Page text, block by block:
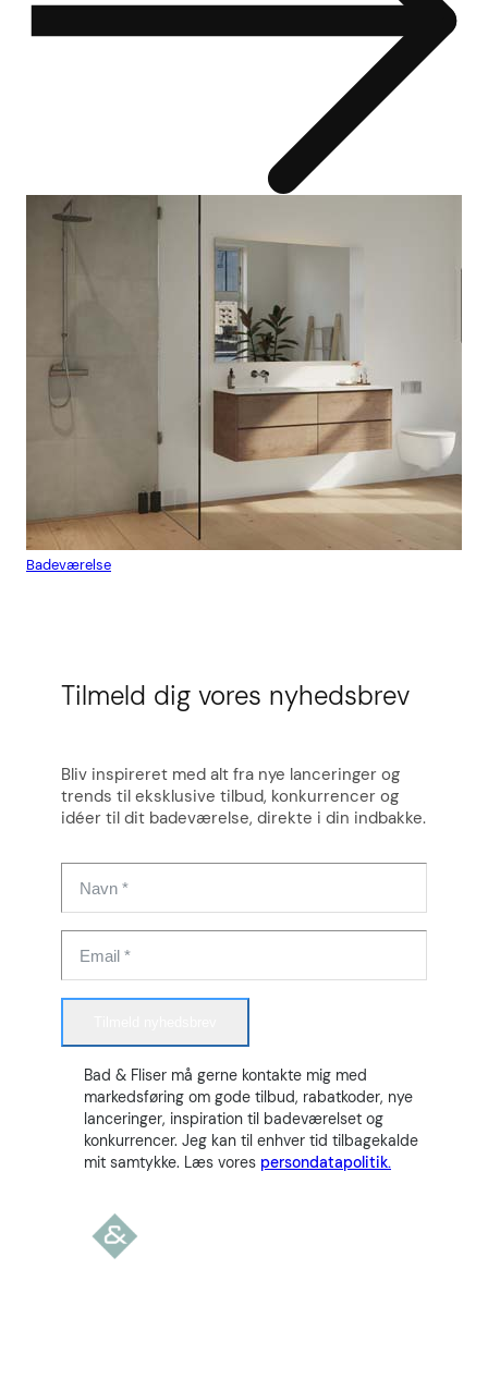
Badeværelse
Tilmeld dig vores nyhedsbrev
Bliv inspireret med alt fra nye lanceringer og
trends til eksklusive tilbud, konkurrencer og
idéer til dit badeværelse, direkte i din indbakke.
Bad & Fliser må gerne kontakte mig med
markedsføring om gode tilbud, rabatkoder, nye
lanceringer, inspiration til badeværelset og
konkurrencer. Jeg kan til enhver tid tilbagekalde
mit samtykke. Læs vores persondatapolitik.